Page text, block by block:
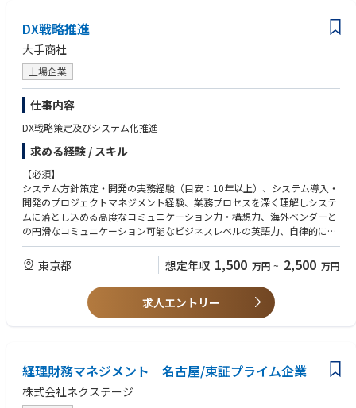
DX戦略推進
大手商社
上場企業
仕事内容
DX戦略策定及びシステム化推進
求める経験 / スキル
【必須】
システム方針策定・開発の実務経験（目安：10年以上）、システム導入・
開発のプロジェクトマネジメント経験、業務プロセスを深く理解しシステ
ムに落とし込める高度なコミュニケーション力・構想力、海外ベンダーと
の円滑なコミュニケーション可能なビジネスレベルの英語力、自律的に課
題を発見し周囲を巻き込みながらプロジェクトを推進できる方
【歓迎】
金融・コモディティトレード、もしくはリアルタイムで複雑なデータ処理
が求められるシステムの開発経験、クラウド・データベース・セキュリテ
ィ・UI/UX設計等に関する幅広い知見
東京都 想定年収 1,500 万円 ~ 2,500 万円
求人エントリー
経理財務マネジメント 名古屋/東証プライム企業
株式会社ネクステージ